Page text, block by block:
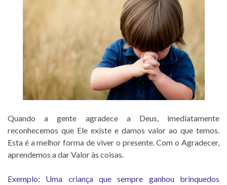
Quando a gente agradece a Deus, imediatamente
reconhecemos que Ele existe e damos valor ao que temos.
Esta é a melhor forma de viver o presente. Com o Agradecer,
aprendemos a dar Valor às coisas.
Exemplo: Uma criança que sempre ganhou brinquedos